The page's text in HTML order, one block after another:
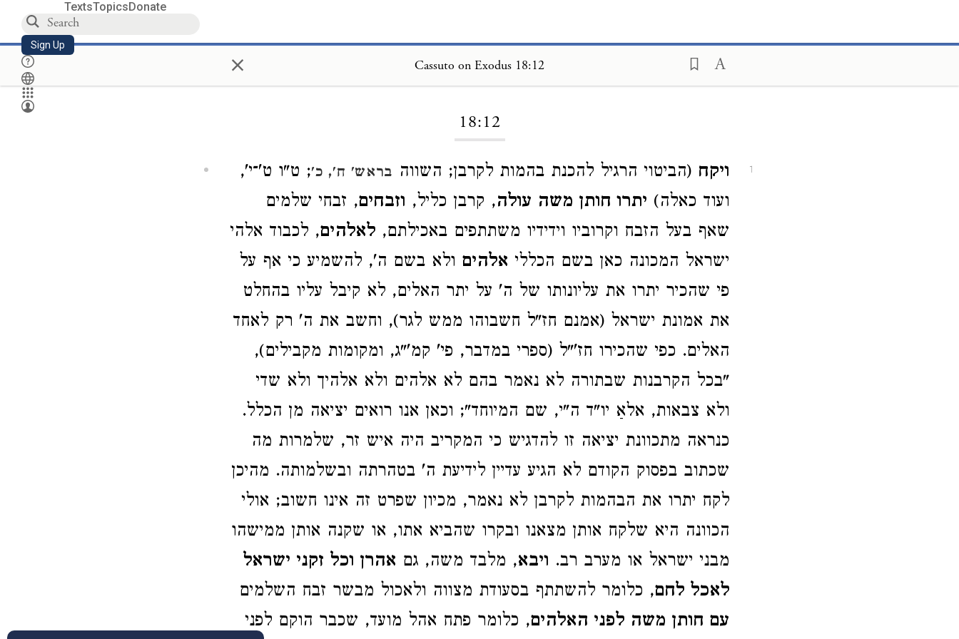
TextsTopicsDonate
Sign Up × Cassuto on Exodus 18:12
18:12
1 ויקח (הביטוי הרגיל להכנת בהמות לקרבן; השווה בראש' ח', כ'; ט"ו ט'־י',
ועוד כאלה)‏ יתרו חותן משה עולה, קרבן כליל, וזבחים, זבחי שלמים
שאף בעל הזבח וקרוביו וידידיו משתתפים באכילתם, לאלהים, לכבוד אלהי
ישראל המכונה כאן בשם הכללי אלהים ולא בשם ה', להשמיע כי אף על
פי שהכיר יתרו את עליונותו של ה' על יתר האלים, לא קיבל עליו בהחלט
את אמונת ישראל (אמנם חז"ל חשבוהו ממש לגר), וחשב את ה' רק לאחד
האלים. כפי שהכירו חז'"ל (ספרי במדבר, פי' קמ'"ג, ומקומות מקבילים),
"בכל הקרבנות שבתורה לא נאמר בהם לא אלהים ולא אלהיך ולא שדי
ולא צבאות, אלאַ יו"ד ה"י, שם המיוחד"; וכאן אנו רואים יציאה מן הכלל.
כנראה מתכוונת יציאה זו להדגיש כי המקריב היה איש זר, שלמרות מה
שכתוב בפסוק הקודם לא הגיע עדיין לידיעת ה' בטהרתה ובשלמותה. מהיכן
לקח יתרו את הבהמות לקרבן לא נאמר, מכיון שפרט זה אינו חשוב; אולי
הכוונה היא שלקח אותן מצאנו ובקרו שהביא אתו, או שקנה אותן ממישהו
מבני ישראל או מערב רב. ויבא, מלבד משה, גם אהרן וכל זקני ישראל
לאכל לחם, כלומר להשתתף בסעודת מצווה ולאכול מבשר זבח השלמים
עם חותן משה לפני האלהים, כלומר פתח אהל מועד, שכבר הוקם לפני